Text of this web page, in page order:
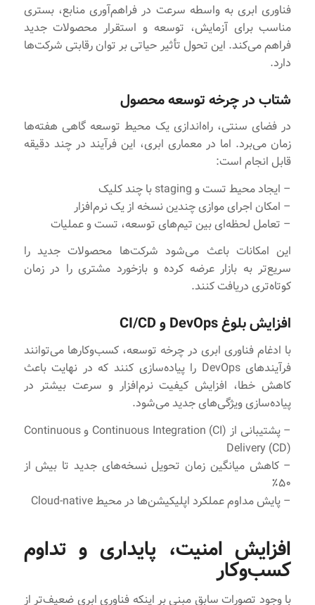
فناوری ابری به واسطه سرعت در فراهم‌آوری منابع، بستری
مناسب برای آزمایش، توسعه و استقرار محصولات جدید
فراهم می‌کند. این تحول تأثیر حیاتی بر توان رقابتی شرکت‌ها
دارد.
شتاب در چرخه توسعه محصول
در فضای سنتی، راه‌اندازی یک محیط توسعه گاهی هفته‌ها
زمان می‌برد. اما در معماری ابری، این فرآیند در چند دقیقه
قابل انجام است:
– ایجاد محیط تست و staging با چند کلیک
– امکان اجرای موازی چندین نسخه از یک نرم‌افزار
– تعامل لحظه‌ای بین تیم‌های توسعه، تست و عملیات
این امکانات باعث می‌شود شرکت‌ها محصولات جدید را
سریع‌تر به بازار عرضه کرده و بازخورد مشتری را در زمان
کوتاه‌تری دریافت کنند.
افزایش بلوغ DevOps و CI/CD
با ادغام فناوری ابری در چرخه توسعه، کسب‌وکارها می‌توانند
فرآیندهای DevOps را پیاده‌سازی کنند که در نهایت باعث
کاهش خطا، افزایش کیفیت نرم‌افزار و سرعت بیشتر در
پیاده‌سازی ویژگی‌های جدید می‌شود.
– پشتیبانی از Continuous Integration (CI) و Continuous
Delivery (CD)
– کاهش میانگین زمان تحویل نسخه‌های جدید تا بیش از
۵۰٪
– پایش مداوم عملکرد اپلیکیشن‌ها در محیط Cloud-native
افزایش امنیت، پایداری و تداوم
کسب‌وکار
با وجود تصورات سابق مبنی بر اینکه فناوری ابری ضعیف‌تر از